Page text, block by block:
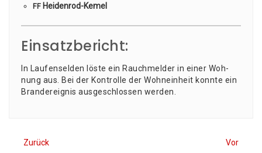
FF Hei­den­rod-Kemel
Einsatzbericht:
In Lau­fen­sel­den lös­te ein Rauch­mel­der in einer Woh­
nung aus. Bei der Kon­trol­le der Wohn­ein­heit konn­te ein
Brand­er­eig­nis aus­ge­schlos­sen werden.
Zurück Vor